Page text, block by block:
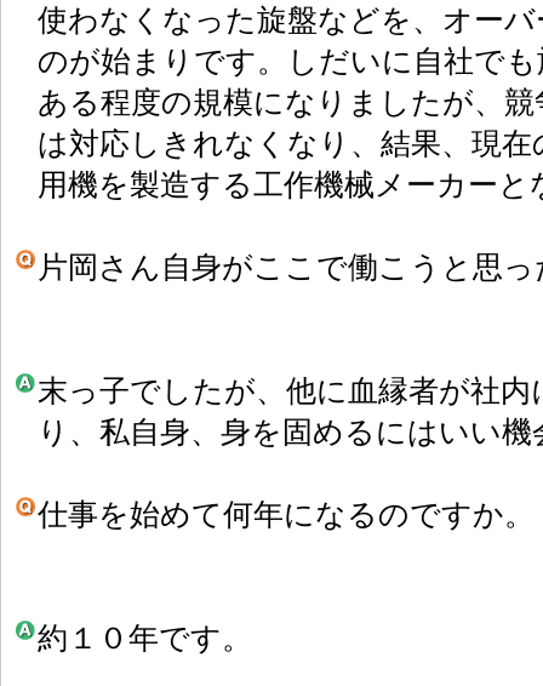
使わなくなった旋盤などを、オー
のが始まりです。しだいに自社で
ある程度の規模になりましたが、
は対応しきれなくなり、結果、現
用機を製造する工作機械メーカー
片岡さん自身がここで働こうと思
末っ子でしたが、他に血縁者が社
り、私自身、身を固めるにはいい
仕事を始めて何年になるのですか。
約１０年です。